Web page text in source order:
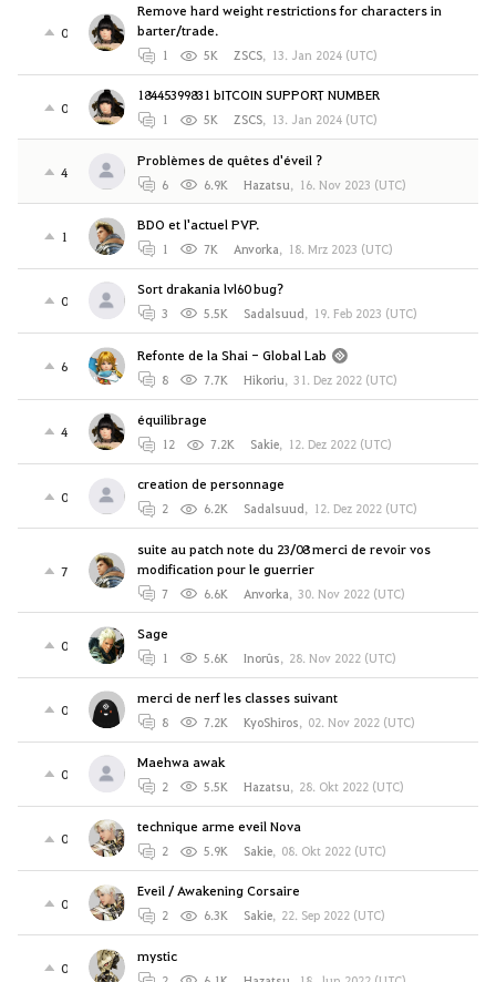
0
Remove hard weight restrictions for characters in
barter/trade.
1 5K ZSCS, 13. Jan 2024 (UTC)
0
18445399831 bITCOIN SUPPORT NUMBER
1 5K ZSCS, 13. Jan 2024 (UTC)
4
Problèmes de quêtes d'éveil ?
6 6.9K Hazatsu, 16. Nov 2023 (UTC)
1
BDO et l'actuel PVP.
1 7K Anvorka, 18. Mrz 2023 (UTC)
0
Sort drakania lvl60 bug?
3 5.5K Sadalsuud, 19. Feb 2023 (UTC)
6
Refonte de la Shai - Global Lab
8 7.7K Hikoriu, 31. Dez 2022 (UTC)
4
équilibrage
12 7.2K Sakie, 12. Dez 2022 (UTC)
0
creation de personnage
2 6.2K Sadalsuud, 12. Dez 2022 (UTC)
7
suite au patch note du 23/08 merci de revoir vos
modification pour le guerrier
7 6.6K Anvorka, 30. Nov 2022 (UTC)
0
Sage
1 5.6K Inorûs, 28. Nov 2022 (UTC)
0
merci de nerf les classes suivant
8 7.2K KyoShiros, 02. Nov 2022 (UTC)
0
Maehwa awak
2 5.5K Hazatsu, 28. Okt 2022 (UTC)
0
technique arme eveil Nova
2 5.9K Sakie, 08. Okt 2022 (UTC)
0
Eveil / Awakening Corsaire
2 6.3K Sakie, 22. Sep 2022 (UTC)
0
mystic